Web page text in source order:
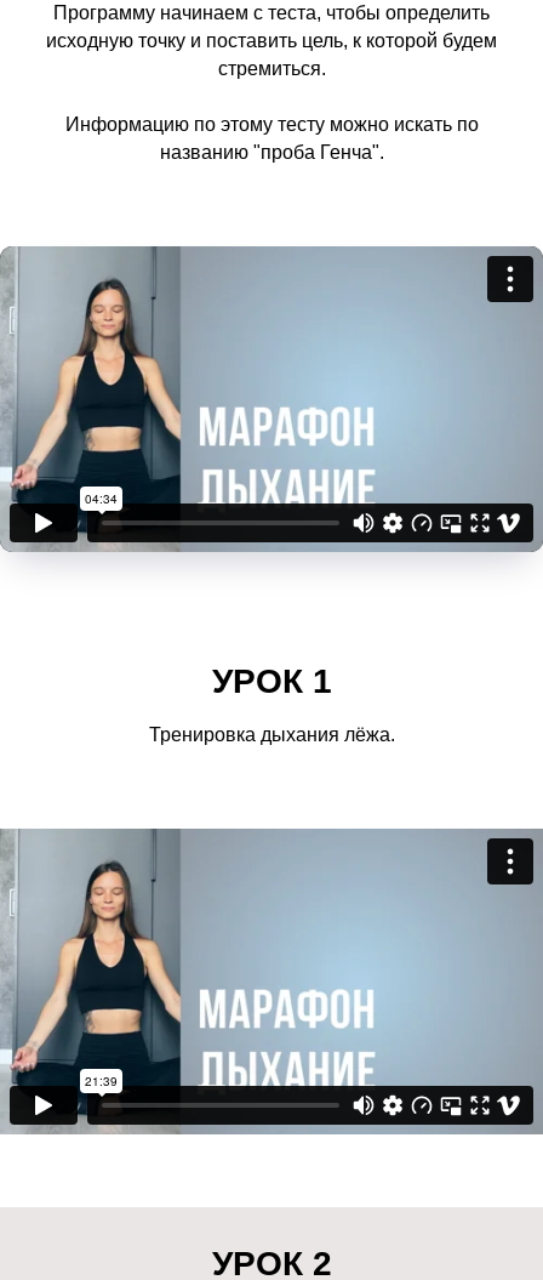
Программу начинаем с теста, чтобы определить
исходную точку и поставить цель, к которой будем
стремиться.
Информацию по этому тесту можно искать по
названию "проба Генча".
УРОК 1
Тренировка дыхания лёжа.
УРОК 2